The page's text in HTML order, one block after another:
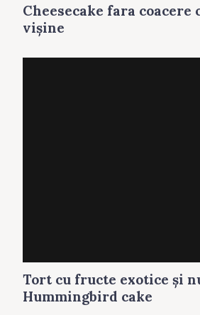
Cheesecake fara coacere
vişine
Tort cu fructe exotice şi
Hummingbird cake